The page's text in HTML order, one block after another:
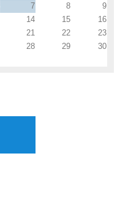
7 8
9
14 15
16
21 22
23
28 29
30